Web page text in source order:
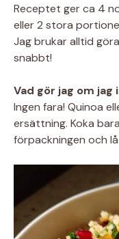
Receptet ger ca 4
eller 2 stora
Jag brukar alltid
snabbt!
Vad gör jag om
Ingen fara! Quinoa
ersättning. Koka
förpackningen och